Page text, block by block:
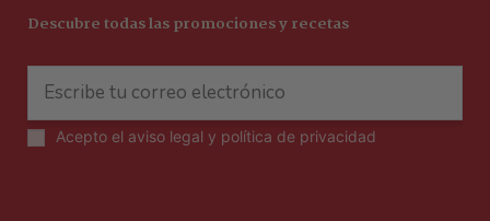
Descubre todas las promociones y recetas
Acepto el aviso legal y política de privacidad